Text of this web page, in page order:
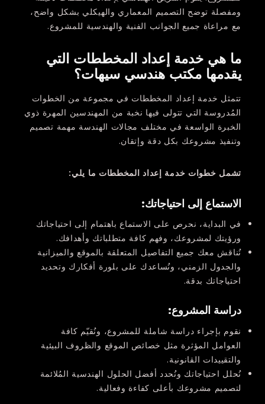
ومفصلة توضح التصميم المعماري والهيكلي بشكل واضح،
مع مراعاة جميع الجوانب الفنية والهندسية للمشروع.
ما هي خدمة إعداد المخططات التي
يقدمها مكتب هندسي سيهات؟
تتمثل خدمة إعداد المخططات في مجموعة من الخطوات
المُدروسة التي تتولى فيها نخبة من المهندسين المهرة ذوي
الخبرة الواسعة في مختلف مجالات الهندسة مهمة تصميم
وتنفيذ مشروعك بكل دقة وإتقان.
تشمل خطوات خدمة إعداد المخططات ما يلي:
الاستماع إلى احتياجاتك:
في البداية، نحرص على الاستماع باهتمام إلى احتياجاتك
ورؤيتك لمشروعك، وفهم كافة متطلباتك وأهدافك.
نُناقش معك جميع التفاصيل المتعلقة بالموقع والميزانية
والجدول الزمني، ونُساعدك على بلورة أفكارك وتحديد
احتياجاتك بدقة.
دراسة المشروع:
نقوم بإجراء دراسة شاملة للمشروع، ونُقيّم كافة
العوامل المؤثرة مثل خصائص الموقع والظروف البيئية
والتقييدات القانونية.
نُحلل احتياجاتك ونُحدد أفضل الحلول الهندسية المُلائمة
لتصميم مشروعك بأعلى كفاءة وفعالية.